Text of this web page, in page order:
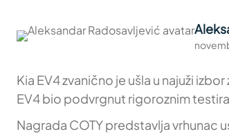
Kia EV4 zvanično je ušla u najuži
EV4 bio podvrgnut rigoroznim
Nagrada COTY predstavlja vrhunac